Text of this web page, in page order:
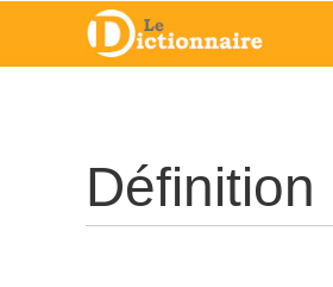
Définition